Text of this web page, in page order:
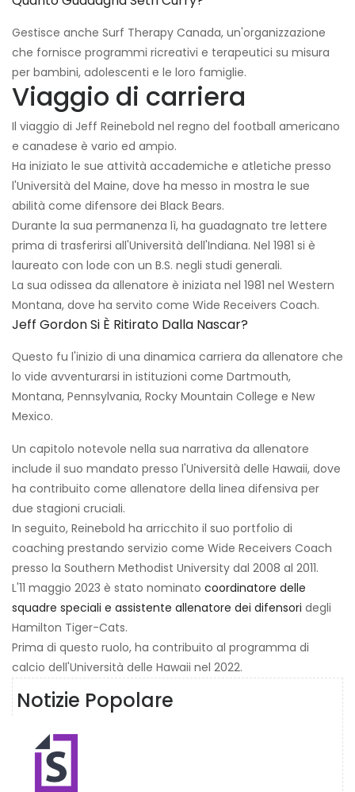
Gestisce anche Surf Therapy Canada, un'organizzazione
che fornisce programmi ricreativi e terapeutici su misura
per bambini, adolescenti e le loro famiglie.
Viaggio di carriera
Il viaggio di Jeff Reinebold nel regno del football americano
e canadese è vario ed ampio.
Ha iniziato le sue attività accademiche e atletiche presso
l'Università del Maine, dove ha messo in mostra le sue
abilità come difensore dei Black Bears.
Durante la sua permanenza lì, ha guadagnato tre lettere
prima di trasferirsi all'Università dell'Indiana. Nel 1981 si è
laureato con lode con un B.S. negli studi generali.
La sua odissea da allenatore è iniziata nel 1981 nel Western
Montana, dove ha servito come Wide Receivers Coach.
Jeff Gordon Si È Ritirato Dalla Nascar?
Questo fu l'inizio di una dinamica carriera da allenatore che
lo vide avventurarsi in istituzioni come Dartmouth,
Montana, Pennsylvania, Rocky Mountain College e New
Mexico.
Un capitolo notevole nella sua narrativa da allenatore
include il suo mandato presso l'Università delle Hawaii, dove
ha contribuito come allenatore della linea difensiva per
due stagioni cruciali.
In seguito, Reinebold ha arricchito il suo portfolio di
coaching prestando servizio come Wide Receivers Coach
presso la Southern Methodist University dal 2008 al 2011.
L'11 maggio 2023 è stato nominato coordinatore delle
squadre speciali e assistente allenatore dei difensori degli
Hamilton Tiger-Cats.
Prima di questo ruolo, ha contribuito al programma di
calcio dell'Università delle Hawaii nel 2022.
Notizie Popolare